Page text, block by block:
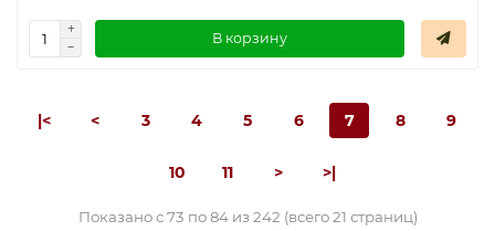
В корзину
|< < 3 4 5 6 7 8 9
10 11 > >|
Показано с 73 по 84 из 242 (всего 21 страниц)